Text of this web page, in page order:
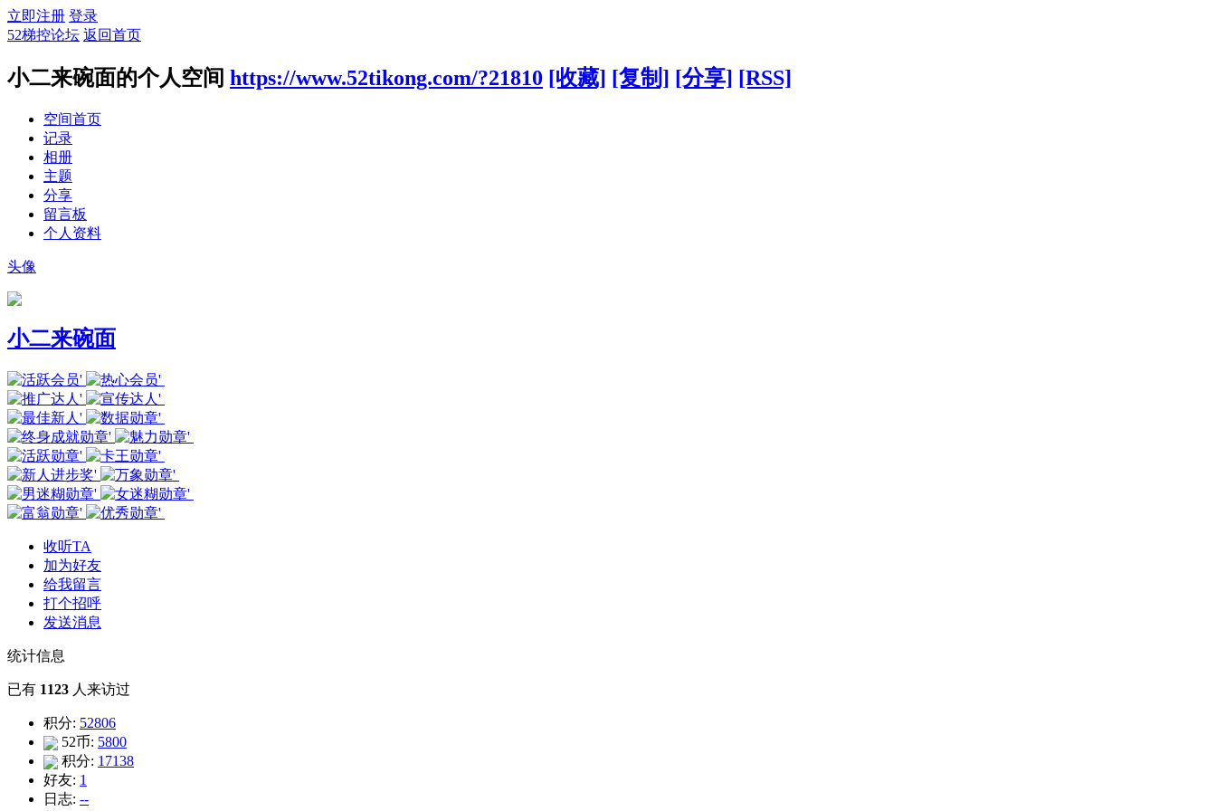
立即注册 登录
52梯控论坛 返回首页
小二来碗面的个人空间 https://www.52tikong.com/?21810 [收藏] [复制] [分享] [RSS]
空间首页
记录
相册
主题
分享
留言板
个人资料
头像
小二来碗面
收听TA
加为好友
给我留言
打个招呼
发送消息
统计信息
已有 1123 人来访过
积分: 52806
52币: 5800
积分: 17138
好友: 1
日志: --